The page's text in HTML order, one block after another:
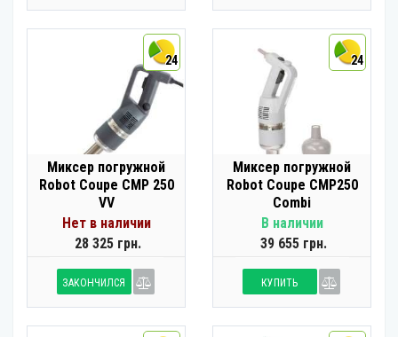
24
Миксер погружной
Robot Coupe CMP 250
VV
Нет в наличии
28 325 грн.
ЗАКОНЧИЛСЯ
24
Миксер погружной
Robot Coupe CMP250
Combi
В наличии
39 655 грн.
КУПИТЬ